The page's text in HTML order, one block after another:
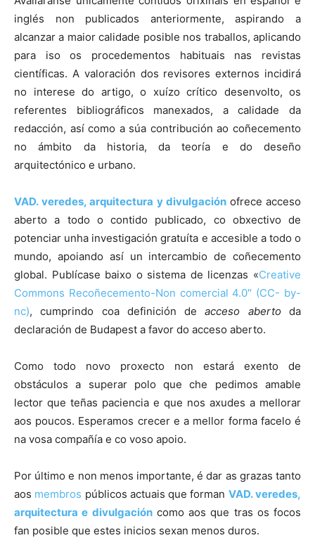
inglés non publicados anteriormente, aspirando a
alcanzar a maior calidade posible nos traballos, aplicando
para iso os procedementos habituais nas revistas
científicas. A valoración dos revisores externos incidirá
no interese do artigo, o xuízo crítico desenvolto, os
referentes bibliográficos manexados, a calidade da
redacción, así como a súa contribución ao coñecemento
no ámbito da historia, da teoría e do deseño
arquitectónico e urbano.
VAD. veredes, arquitectura y divulgación ofrece acceso
aberto a todo o contido publicado, co obxectivo de
potenciar unha investigación gratuíta e accesible a todo o
mundo, apoiando así un intercambio de coñecemento
global. Publícase baixo o sistema de licenzas «Creative
Commons Recoñecemento-Non comercial 4.0″ (CC- by-
nc), cumprindo coa definición de acceso abertoda
declaración de Budapest a favor do acceso aberto.
Como todo novo proxecto non estará exento de
obstáculos a superar polo que che pedimos amable
lector que teñas paciencia e que nos axudes a mellorar
aos poucos. Esperamos crecer e a mellor forma facelo é
na vosa compañía e co voso apoio.
Por último e non menos importante, é dar as grazas tanto
aos membros públicos actuais que forman VAD.veredes,
arquitectura e divulgacióncomo aos que tras os focos
fan posible que estes inicios sexan menos duros.